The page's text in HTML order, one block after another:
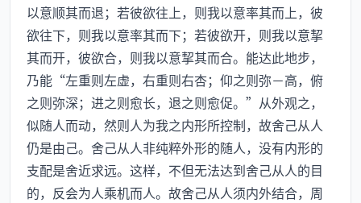
以意顺其而退；若彼欲往上，则我以意率其而上，彼
欲往下，则我以意率其而下；若彼欲开，则我以意挈
其而开，彼欲合，则我以意挈其而合。能达此地步，
乃能“左重则左虚，右重则右杏；仰之则弥－高，俯
之则弥深；进之则愈长，退之则愈促。”从外观之，
似随人而动，然则人为我之内形所控制，故舍己从人
仍是由己。舍己从人非纯粹外形的随人，没有内形的
支配是舍近求远。这样，不但无法达到舍己从人的目
的，反会为人乘机而人。故舍己从人须内外结合，周